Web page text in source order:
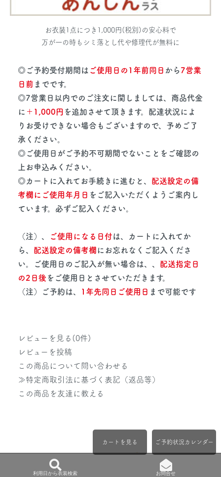
お衣装1点につき1,000円(税別)の安心料で
万が一の時もシミ落とし代や修理代が無料に
◎ご予約受付期間は ご使用日の1年前同日 から7営業
日前 までです。
◎7営業日以内でのご注文に関しましては、商品代金
に ＋1,000円 を追加させて頂きます。配達状況によ
りお受けできない場合もございますので、予めご了
承ください。
◎ご使用日がご予約不可期間でないことをご確認の
上お申込みください。
◎カートに入れてお手続きに進むと、 配送設定の備
考欄にご使用年月日 をご記入いただくようご案内し
ています。必ずご記入ください。
（注）、 ご使用になる日付は、カートに入れてか
ら、 配送設定の備考欄 にお忘れなくご記入くださ
い。ご使用日のご記入が無い場合は、、 配送指定日
の2日後 をご使用日とさせていただきます。
（注）ご予約は、
1年先同日ご使用日 まで可能です
レビューを見る(0件)
レビューを投稿
この商品について問い合わせる
≫特定商取引法に基づく表記（返品等）
この商品を友達に教える
カートを見る ご予約状況カレンダー
利用日から衣装検索 お問合せ